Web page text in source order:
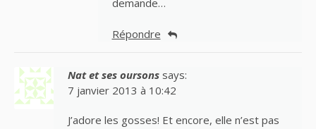
Répondre
Nat et ses oursons says:
7 janvier 2013 à 10:42
J’adore les gosses! Et encore, elle n’est pas